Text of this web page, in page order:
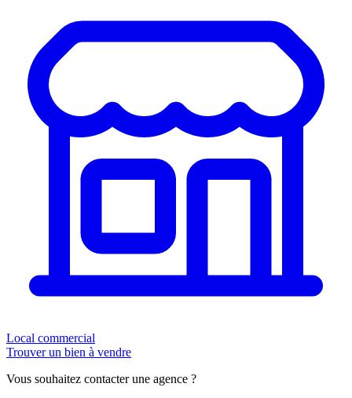
Local commercial
Trouver un bien à vendre
Vous souhaitez contacter une agence ?